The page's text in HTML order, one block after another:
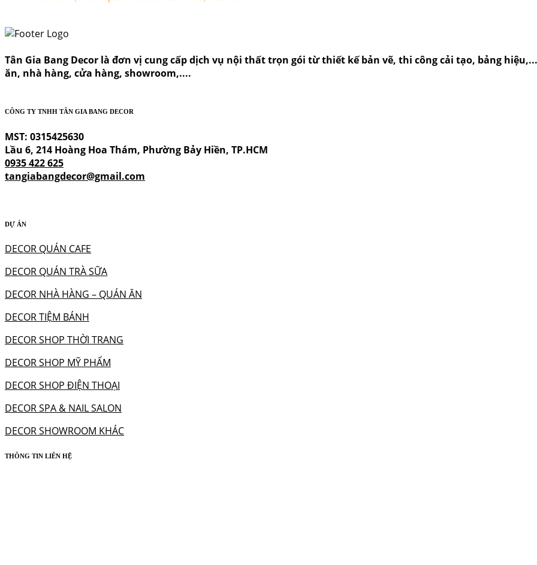
Tân Gia Bang Decor là đơn vị cung cấp dịch vụ nội thất trọn gói từ thiết kế bản vẽ, thi công cải tạo, bảng
ăn, nhà hàng, cửa hàng, showroom,....
CÔNG TY TNHH TÂN GIA BANG DECOR
MST: 0315425630
Lầu 6, 214 Hoàng Hoa Thám, Phường Bảy Hiền, TP.HCM
0935 422 625
tangiabangdecor@gmail.com
DỰ ÁN
DECOR QUÁN CAFE
DECOR QUÁN TRÀ SỮA
DECOR NHÀ HÀNG – QUÁN ĂN
DECOR TIỆM BÁNH
DECOR SHOP THỜI TRANG
DECOR SHOP MỸ PHẨM
DECOR SHOP ĐIỆN THOẠI
DECOR SPA & NAIL SALON
DECOR SHOWROOM KHÁC
THÔNG TIN LIÊN HỆ